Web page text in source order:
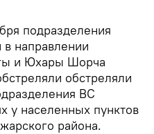
подразделения
направлении
и Юхары Шорча
обстреляли
ВС
у населенных пунктов
района.